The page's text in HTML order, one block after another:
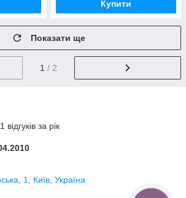
Купити
Показати ще
1 / 2
за рік
1, Київ, Україна